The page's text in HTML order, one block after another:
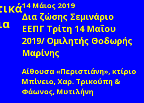
14 Μάιος 2019
Δια ζώσης Σεμινάριο
ΕΕΠΓ Τρίτη 14 Μαΐου
2019/ Ομιλητής Θοδωρής
Μαρίνης
Αίθουσα «Περιστιάνη», κτίριο
Μπίνειο, Χαρ. Τρικούπη &
Φάωνος, Μυτιλήνη